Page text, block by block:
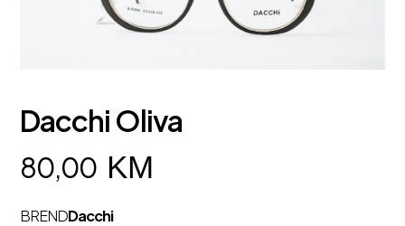
Dacchi Oliva
80,00 KM
BRENDDacchi